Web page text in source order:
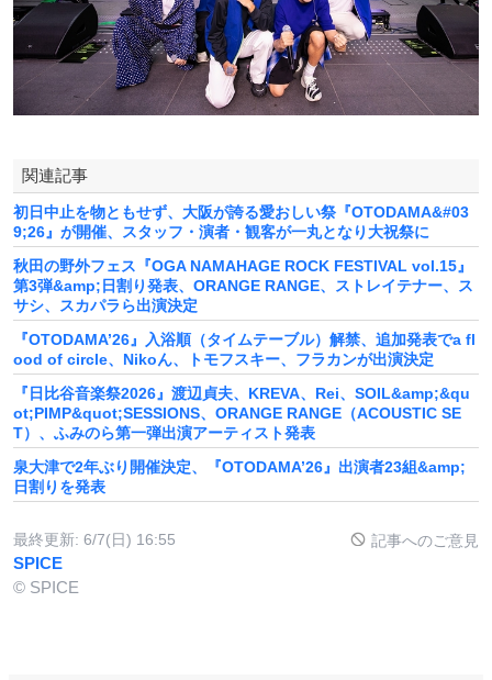
関連記事
初日中止を物ともせず、大阪が誇る愛おしい祭『OTODAMA&#03
9;26』が開催、スタッフ・演者・観客が一丸となり大祝祭に
秋田の野外フェス『OGA NAMAHAGE ROCK FESTIVAL vol.15』
第3弾&amp;日割り発表、ORANGE RANGE、ストレイテナー、ス
サシ、スカパラら出演決定
『OTODAMA’26』入浴順（タイムテーブル）解禁、追加発表でa fl
ood of circle、Nikoん、トモフスキー、フラカンが出演決定
『日比谷音楽祭2026』渡辺貞夫、KREVA、Rei、SOIL&amp;&qu
ot;PIMP&quot;SESSIONS、ORANGE RANGE（ACOUSTIC SE
T）、ふみのら第一弾出演アーティスト発表
泉大津で2年ぶり開催決定、『OTODAMA’26』出演者23組&amp;
日割りを発表
最終更新: 6/7(日) 16:55 記事へのご意見
SPICE
© SPICE